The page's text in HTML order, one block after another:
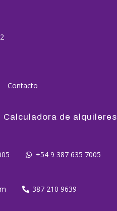
Contacto
Calculadora de alquileres
+54 9 387 635 7005
387 210 9639